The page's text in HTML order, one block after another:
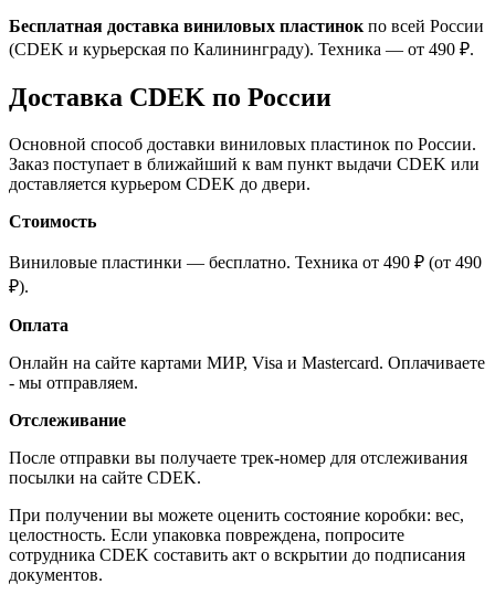
Бесплатная доставка виниловых пластинок по всей России
(CDEK и курьерская по Калининграду). Техника — от 490 ₽.
Доставка CDEK по России
Основной способ доставки виниловых пластинок по России.
Заказ поступает в ближайший к вам пункт выдачи CDEK или
доставляется курьером CDEK до двери.
Стоимость
Виниловые пластинки — бесплатно. Техника от 490 ₽ (от 490
₽).
Оплата
Онлайн на сайте картами МИР, Visa и Mastercard. Оплачиваете
- мы отправляем.
Отслеживание
После отправки вы получаете трек-номер для отслеживания
посылки на сайте CDEK.
При получении вы можете оценить состояние коробки: вес,
целостность. Если упаковка повреждена, попросите
сотрудника CDEK составить акт о вскрытии до подписания
документов.